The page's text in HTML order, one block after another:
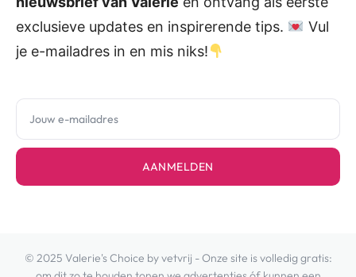
exclusieve updates en inspirerende tips.
Vul
je e-mailadres in en mis niks!
AANMELDEN
© 2025 Valerie's Choice by vetvrij - Onze site is volledig gratis: